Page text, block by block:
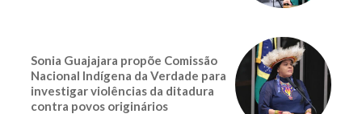
Sonia Guajajara propõe Comissão
Nacional Indígena da Verdade para
investigar violências da ditadura
contra povos originários